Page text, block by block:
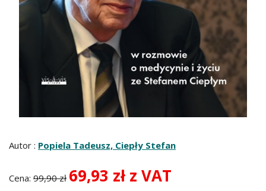
Autor : Popiela Tadeusz, Ciepły Stefan
Cena: 99,90 zł 69,93 zł z VAT